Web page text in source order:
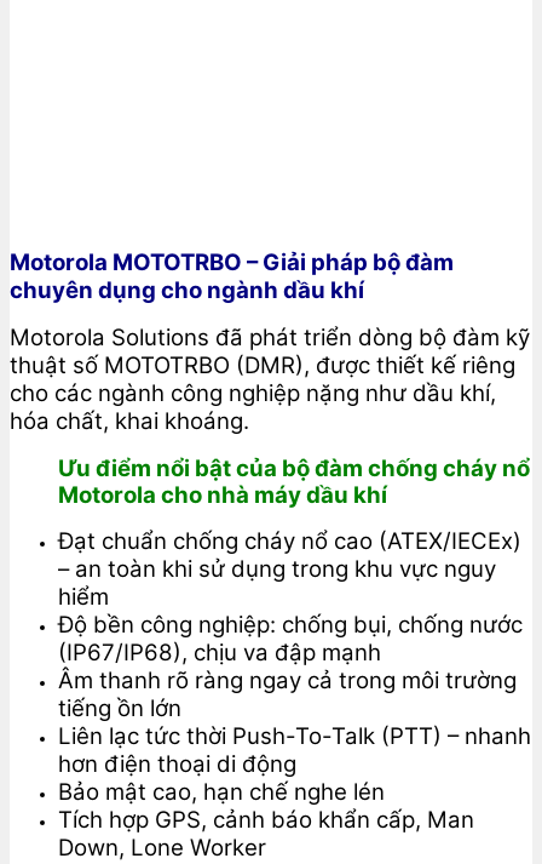
Motorola MOTOTRBO – Giải pháp bộ đàm
chuyên dụng cho ngành dầu khí
Motorola Solutions đã phát triển dòng bộ đàm kỹ
thuật số MOTOTRBO (DMR), được thiết kế riêng
cho các ngành công nghiệp nặng như dầu khí,
hóa chất, khai khoáng.
Ưu điểm nổi bật của bộ đàm chống cháy nổ
Motorola cho nhà máy dầu khí
Đạt chuẩn chống cháy nổ cao (ATEX/IECEx)
– an toàn khi sử dụng trong khu vực nguy
hiểm
Độ bền công nghiệp: chống bụi, chống nước
(IP67/IP68), chịu va đập mạnh
Âm thanh rõ ràng ngay cả trong môi trường
tiếng ồn lớn
Liên lạc tức thời Push-To-Talk (PTT) – nhanh
hơn điện thoại di động
Bảo mật cao, hạn chế nghe lén
Tích hợp GPS, cảnh báo khẩn cấp, Man
Down, Lone Worker